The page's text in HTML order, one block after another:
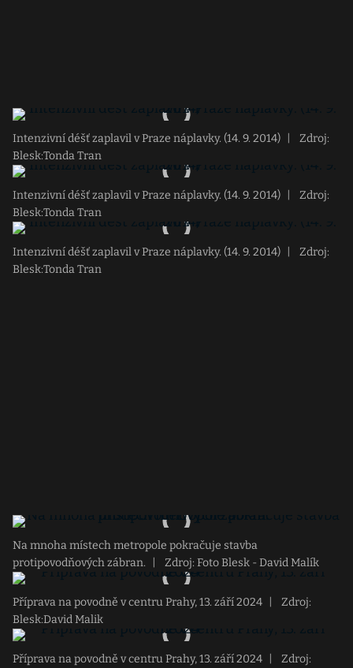
Intenzivní déšť zaplavil v Praze náplavky. (14. 9. 2014)
Zdroj:
Blesk:Tonda Tran
Intenzivní déšť zaplavil v Praze náplavky. (14. 9. 2014)
Zdroj:
Blesk:Tonda Tran
Intenzivní déšť zaplavil v Praze náplavky. (14. 9. 2014)
Zdroj:
Blesk:Tonda Tran
Na mnoha místech metropole pokračuje stavba
protipovodňových zábran.
Zdroj: Foto Blesk - David Malík
Příprava na povodně v centru Prahy, 13. září 2024
Zdroj:
Blesk:David Malik
Příprava na povodně v centru Prahy, 13. září 2024 Zdroj: